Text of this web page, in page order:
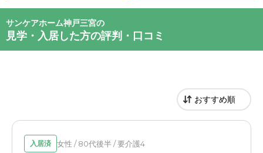
サンケアホーム神戸三宮の
見学・入居した方の評判・口コミ
入居済 女性 / 80代後半 / 要介護4